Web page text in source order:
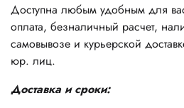
Доступна любым удобным для
оплата, безналичный расчет,
самовывозе и курьерской
юр. лиц.
Доставка и сроки: